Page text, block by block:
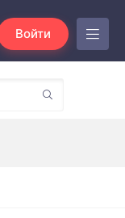
Войти